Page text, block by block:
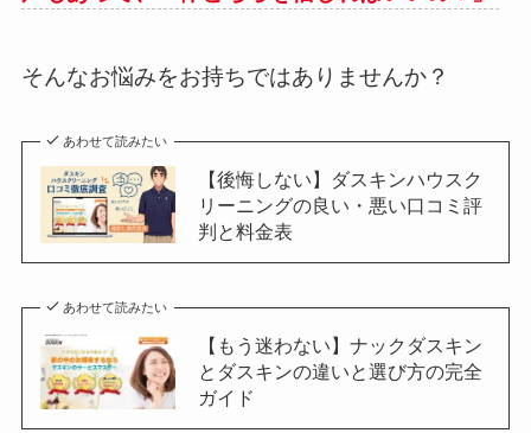
そんなお悩みをお持ちではありませんか？
あわせて読みたい
【後悔しない】ダスキンハウスク
リーニングの良い・悪い口コミ評
判と料金表
あわせて読みたい
【もう迷わない】ナックダスキン
とダスキンの違いと選び方の完全
ガイド